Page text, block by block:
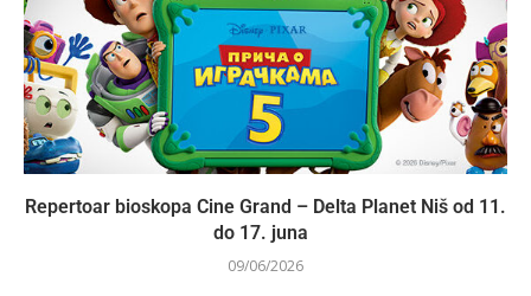
Repertoar bioskopa Cine Grand – Delta Planet Niš od 11.
do 17. juna
09/06/2026